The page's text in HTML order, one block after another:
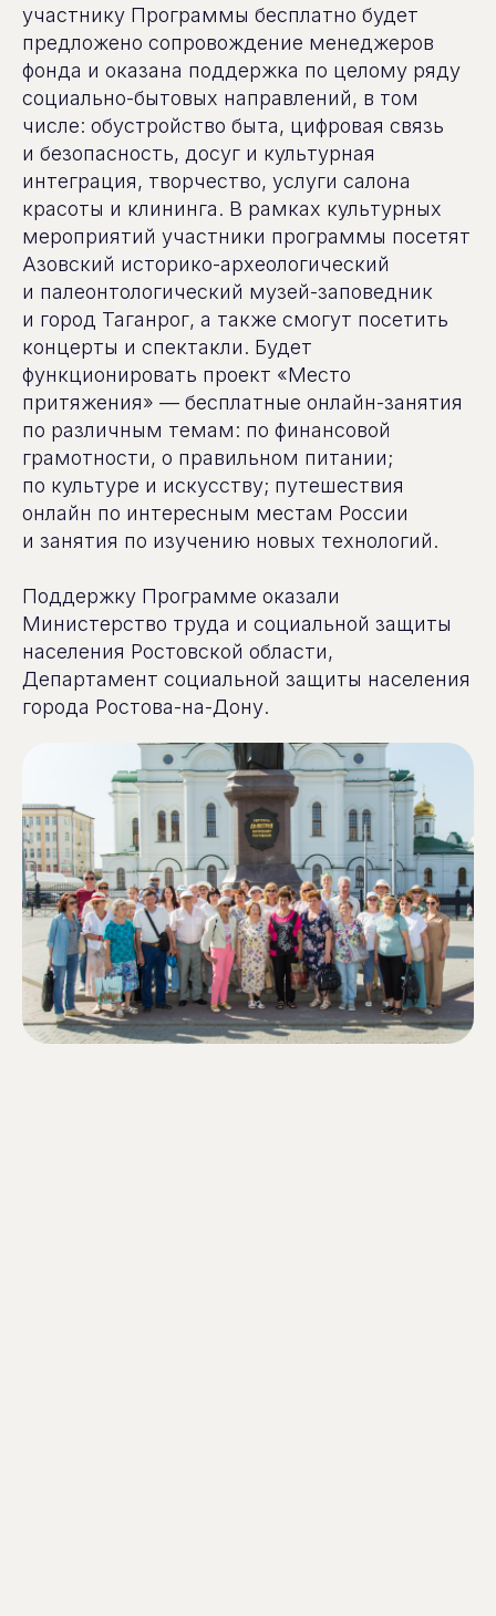
участнику Программы бесплатно будет
предложено сопровождение менеджеров
фонда и оказана поддержка по целому ряду
социально-бытовых направлений, в том
числе: обустройство быта, цифровая связь
и безопасность, досуг и культурная
интеграция, творчество, услуги салона
красоты и клининга. В рамках культурных
мероприятий участники программы посетят
Азовский историко-археологический
и палеонтологический музей-заповедник
и город Таганрог, а также смогут посетить
концерты и спектакли. Будет
функционировать проект «Место
притяжения» — бесплатные онлайн-занятия
по различным темам: по финансовой
грамотности, о правильном питании;
по культуре и искусству; путешествия
онлайн по интересным местам России
и занятия по изучению новых технологий.
Поддержку Программе оказали
Министерство труда и социальной защиты
населения Ростовской области,
Департамент социальной защиты населения
города Ростова-на-Дону.